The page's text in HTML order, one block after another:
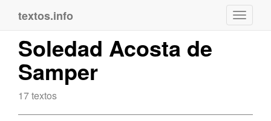
textos.info
Soledad Acosta de
Samper
17 textos